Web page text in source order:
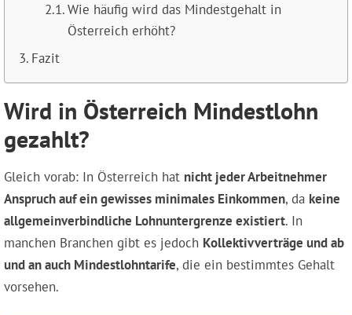
Wie häufig wird das Mindestgehalt in
Österreich erhöht?
Fazit
Wird in Österreich Mindestlohn
gezahlt?
Gleich vorab: In Österreich hat nicht jeder Arbeitnehmer
Anspruch auf ein gewisses minimales Einkommen, da keine
allgemeinverbindliche Lohnuntergrenze existiert. In
manchen Branchen gibt es jedoch Kollektivverträge und ab
und an auch Mindestlohntarife, die ein bestimmtes Gehalt
vorsehen.